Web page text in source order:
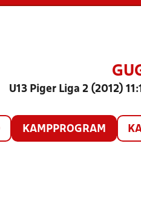
U13 Piger Liga 2 (2012)
KAMPPROGRAM